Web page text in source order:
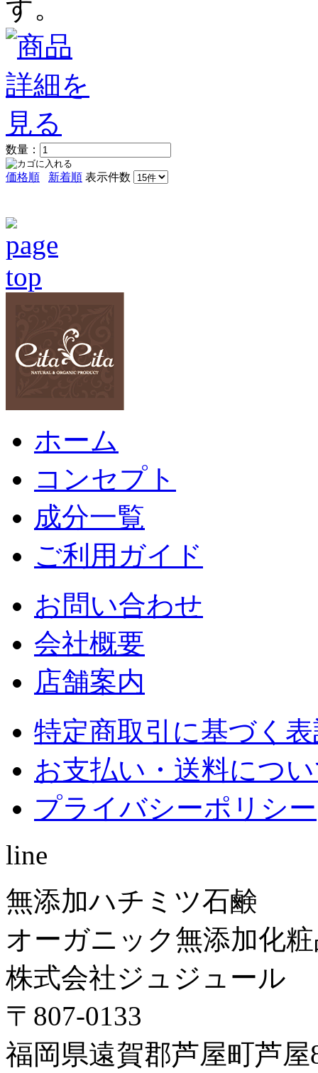
す。
数量：
価格順 新着順 表示件数
ホーム
コンセプト
成分一覧
ご利用ガイド
お問い合わせ
会社概要
店舗案内
特定商取引に基づく
お支払い・送料につ
プライバシーポリシー
line
無添加ハチミツ石鹸
オーガニック無添加化
株式会社ジュジュール
〒807-0133
福岡県遠賀郡芦屋町芦屋